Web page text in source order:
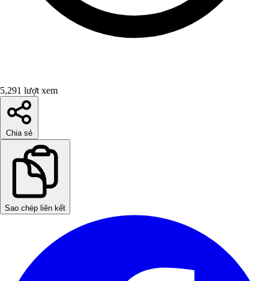
5,291 lượt xem
Chia sẻ
Sao chép liên kết